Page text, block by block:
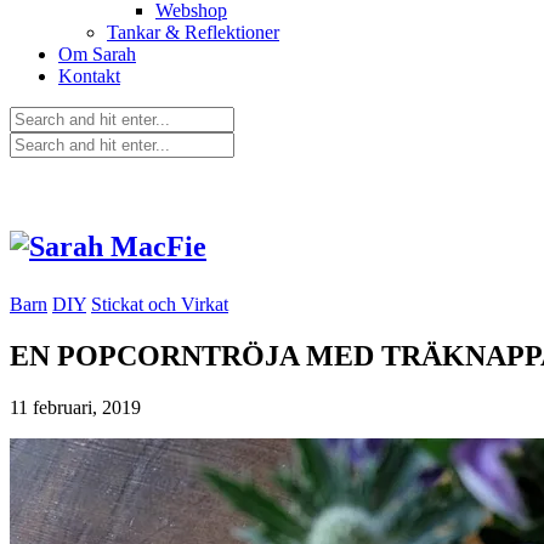
Webshop
Tankar & Reflektioner
Om Sarah
Kontakt
Barn DIY Stickat och Virkat
EN POPCORNTRÖJA MED
11 februari, 2019